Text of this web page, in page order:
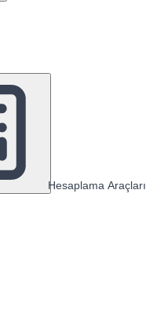
Hesaplama Araçları